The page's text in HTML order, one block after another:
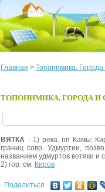
Главная > Топонимика.
ТОПОНИМИКА. ГОРОДА И
ВЯТКА - 1) река, пп Камы;
границ совр. Удмуртии,
названием удмуртов вотяки и
2) гор. см. Киров
Поделиться